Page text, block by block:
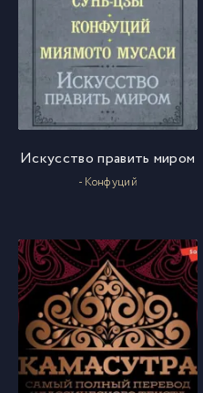
Искусство править миром
- Конфуций